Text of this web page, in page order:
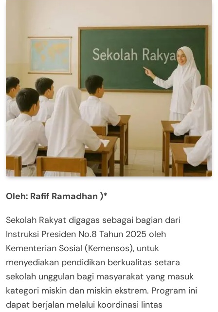
Oleh: Rafif Ramadhan )*
Sekolah Rakyat digagas sebagai bagian dari
Instruksi Presiden No.8 Tahun 2025 oleh
Kementerian Sosial (Kemensos), untuk
menyediakan pendidikan berkualitas setara
sekolah unggulan bagi masyarakat yang masuk
kategori miskin dan miskin ekstrem. Program ini
dapat berjalan melalui koordinasi lintas